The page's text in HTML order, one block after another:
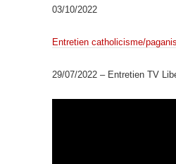
03/10/2022
Entretien catholicisme/
29/07/2022 – Entretien TV